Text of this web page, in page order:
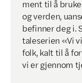
ment til å
og verden,
befinner deg i.
taleserien «Vi
folk, kalt til å
vi er gjennom